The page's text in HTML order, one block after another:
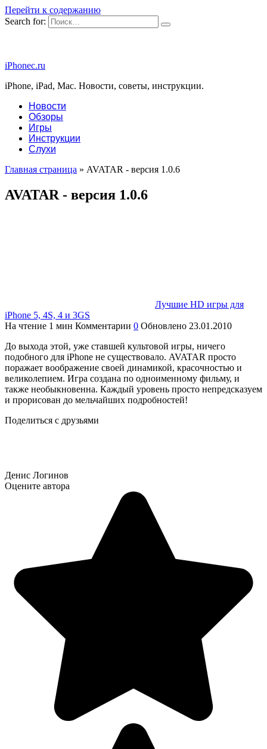
Перейти к содержанию
Search for:
iPhonec.ru
iPhone, iPad, Mac. Новости, советы, инструкции.
Новости
Обзоры
Игры
Инструкции
Слухи
Главная страница » AVATAR - версия 1.0.6
AVATAR - версия 1.0.6
Лучшие HD игры для
iPhone 5, 4S, 4 и 3GS
На чтение 1 мин Комментарии 0 Обновлено 23.01.2010
До выхода этой, уже ставшей культовой игры, ничего
подобного для iPhone не существовало. AVATAR просто
поражает воображение своей динамикой, красочностью и
великолепием. Игра создана по одноименному фильму, и
также необыкновенна. Каждый уровень просто непредсказуем
и прорисован до мельчайших подробностей!
Поделиться с друзьями
Денис Логинов
Оцените автора